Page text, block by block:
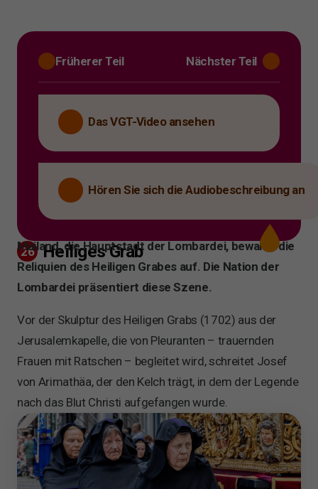
Früherer Teil Nächster Teil
Das VGT-Video ansehen
Hören Sie sich die Audiobeschreibung an
26 Heiliges Grab
Mailand, die Hauptstadt der Lombardei, bewahrt die
Reliquien des Heiligen Grabes auf. Die Nation der
Lombardei präsentiert diese Szene.
Vor der Skulptur des Heiligen Grabs (1702) aus der
Jerusalemkapelle, die von Pleuranten – trauernden
Frauen mit Ratschen – begleitet wird, schreitet Josef
von Arimathäa, der den Kelch trägt, in dem der Legende
nach das Blut Christi aufgefangen wurde.